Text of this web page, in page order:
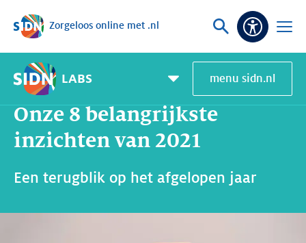
Sla navigatie over
Zorgeloos online met .nl
Vraag
zoek
Open
LABS
Pagemenu
toggle
menu sidn.nl
Home SIDN Labs
Onze 8 belangrijkste
inzichten van 2021
Een terugblik op het afgelopen jaar